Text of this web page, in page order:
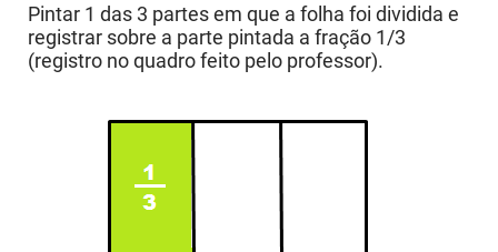
Pintar 1 das 3 partes em que a folha foi dividida e
registrar sobre a parte pintada a fração 1/3
(registro no quadro feito pelo professor).